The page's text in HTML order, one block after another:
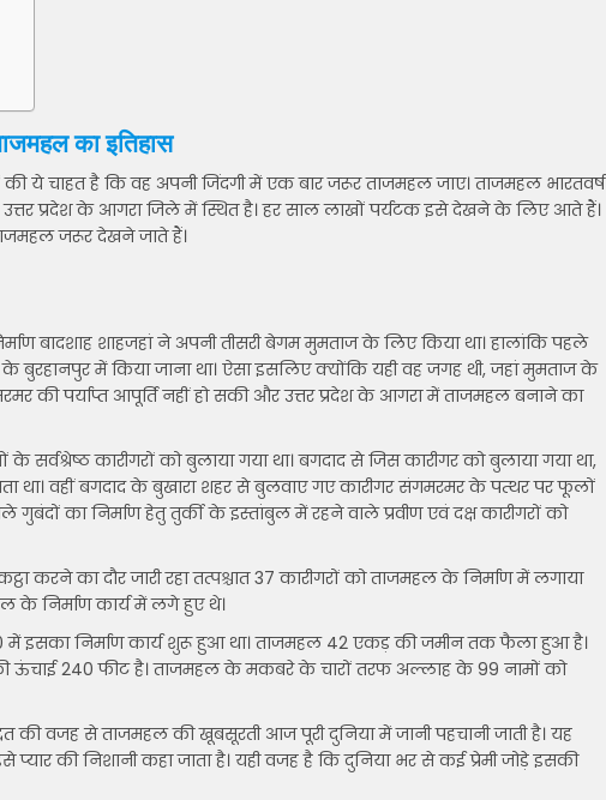
का इतिहास
ये चाहत है कि वह अपनी जिंदगी में एक बार जरूर ताजमहल जाए। ताजमहल भारतवर्ष
प्रदेश के आगरा जिले में स्थित है। हर साल लाखों पर्यटक इसे देखने के लिए आते हैं।
जरूर देखने जाते हैं।
बादशाह शाहजहां ने अपनी तीसरी बेगम मुमताज के लिए किया था। हालांकि पहले
बुरहानपुर में किया जाना था। ऐसा इसलिए क्योंकि यही वह जगह थी, जहां मुमताज के
की पर्याप्त आपूर्ति नहीं हो सकी और उत्तर प्रदेश के आगरा में ताजमहल बनाने का
कारीगरों को बुलाया गया था। बगदाद से जिस कारीगर को बुलाया गया था,
था। वहीं बगदाद के बुखारा शहर से बुलवाए गए कारीगर संगमरमर के पत्थर पर फूलों
गुबंदों का निर्माण हेतु तुर्की के इस्तांबुल में रहने वाले प्रवीण एवं दक्ष कारीगरों को
करने का दौर जारी रहा तत्पश्चात 37 कारीगरों को ताजमहल के निर्माण में लगाया
के निर्माण कार्य में लगे हुए थे।
में इसका निर्माण कार्य शुरू हुआ था। ताजमहल 42 एकड़ की जमीन तक फैला हुआ है।
ऊंचाई 240 फीट है। ताजमहल के मकबरे के चारों तरफ अल्लाह के 99 नामों को
की वजह से ताजमहल की खूबसूरती आज पूरी दुनिया में जानी पहचानी जाती है। यह
प्यार की निशानी कहा जाता है। यही वजह है कि दुनिया भर से कई प्रेमी जोड़े इसकी